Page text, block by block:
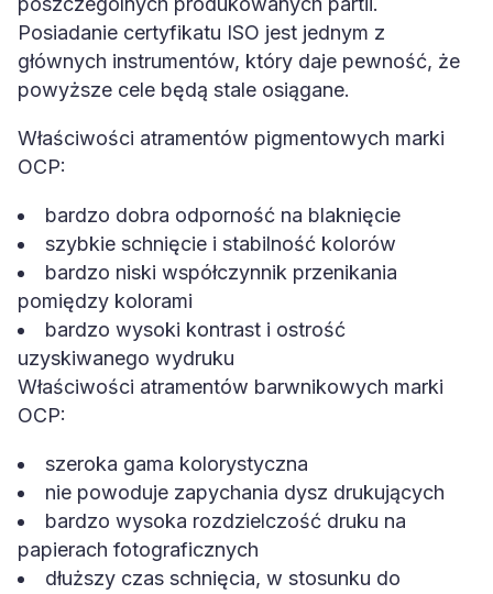
Posiadanie certyfikatu ISO jest jednym z
głównych instrumentów, który daje pewność, że
powyższe cele będą stale osiągane.
Właściwości atramentów pigmentowych marki
OCP:
bardzo dobra odporność na blaknięcie
szybkie schnięcie i stabilność kolorów
bardzo niski współczynnik przenikania
pomiędzy kolorami
bardzo wysoki kontrast i ostrość
uzyskiwanego wydruku
Właściwości atramentów barwnikowych marki
OCP:
szeroka gama kolorystyczna
nie powoduje zapychania dysz drukujących
bardzo wysoka rozdzielczość druku na
papierach fotograficznych
dłuższy czas schnięcia, w stosunku do